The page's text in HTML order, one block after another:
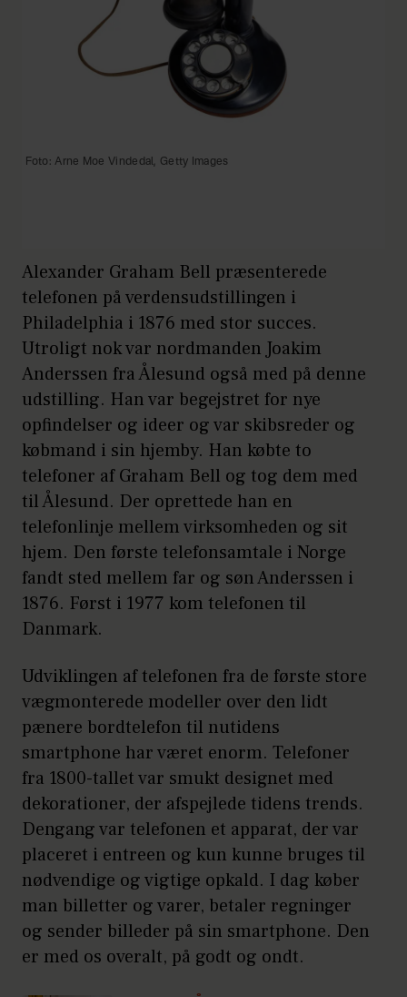
Foto: Arne Moe Vindedal, Getty Images
Alexander Graham Bell præsenterede
telefonen på verdensudstillingen i
Philadelphia i 1876 med stor succes.
Utroligt nok var nordmanden Joakim
Anderssen fra Ålesund også med på denne
udstilling. Han var begejstret for nye
opfindelser og ideer og var skibsreder og
købmand i sin hjemby. Han købte to
telefoner af Graham Bell og tog dem med
til Ålesund. Der oprettede han en
telefonlinje mellem virksomheden og sit
hjem. Den første telefonsamtale i Norge
fandt sted mellem far og søn Anderssen i
1876. Først i 1977 kom telefonen til
Danmark.
Udviklingen af telefonen fra de første store
vægmonterede modeller over den lidt
pænere bordtelefon til nutidens
smartphone har været enorm. Telefoner
fra 1800-tallet var smukt designet med
dekorationer, der afspejlede tidens trends.
Dengang var telefonen et apparat, der var
placeret i entreen og kun kunne bruges til
nødvendige og vigtige opkald. I dag køber
man billetter og varer, betaler regninger
og sender billeder på sin smartphone. Den
er med os overalt, på godt og ondt.